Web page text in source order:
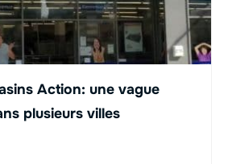
Action: une vague
plusieurs villes